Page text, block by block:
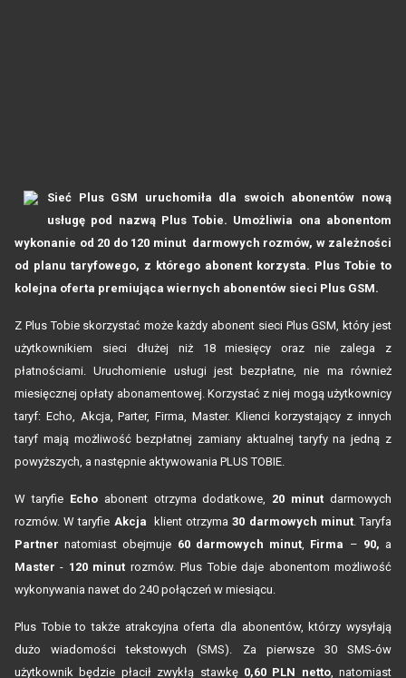
Sieć Plus GSM uruchomiła dla swoich abonentów nową
usługę pod nazwą Plus Tobie. Umożliwia ona abonentom
wykonanie od 20 do 120 minut darmowych rozmów, w zależności
od planu taryfowego, z którego abonent korzysta. Plus Tobie to
kolejna oferta premiująca wiernych abonentów sieci Plus GSM.
Z Plus Tobie skorzystać może każdy abonent sieci Plus GSM, który jest
użytkownikiem sieci dłużej niż 18 miesięcy oraz nie zalega z
płatnościami. Uruchomienie usługi jest bezpłatne, nie ma również
miesięcznej opłaty abonamentowej. Korzystać z niej mogą użytkownicy
taryf: Echo, Akcja, Parter, Firma, Master. Klienci korzystający z innych
taryf mają możliwość bezpłatnej zamiany aktualnej taryfy na jedną z
powyższych, a następnie aktywowania PLUS TOBIE.
W taryfie Echoabonent otrzyma dodatkowe, 20 minut darmowych
rozmów. W taryfie Akcja klient otrzyma30 darmowych minut. Taryfa
Partner natomiast obejmuje 60 darmowych minut, Firma – 90, a
Master - 120 minut rozmów.Plus Tobie daje abonentom możliwość
wykonywania nawet do 240 połączeń w miesiącu.
Plus Tobie to także atrakcyjna oferta dla abonentów, którzy wysyłają
dużo wiadomości tekstowych (SMS). Za pierwsze 30 SMS-ów
użytkownik będzie płacił zwykłą stawkę 0,60 PLN netto, natomiast